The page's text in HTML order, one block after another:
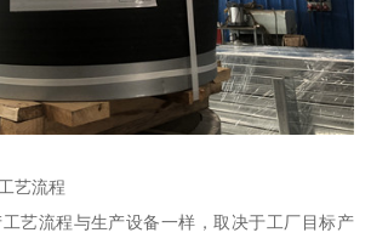
艺流程
艺流程与生产设备一样，取决于工厂目标产